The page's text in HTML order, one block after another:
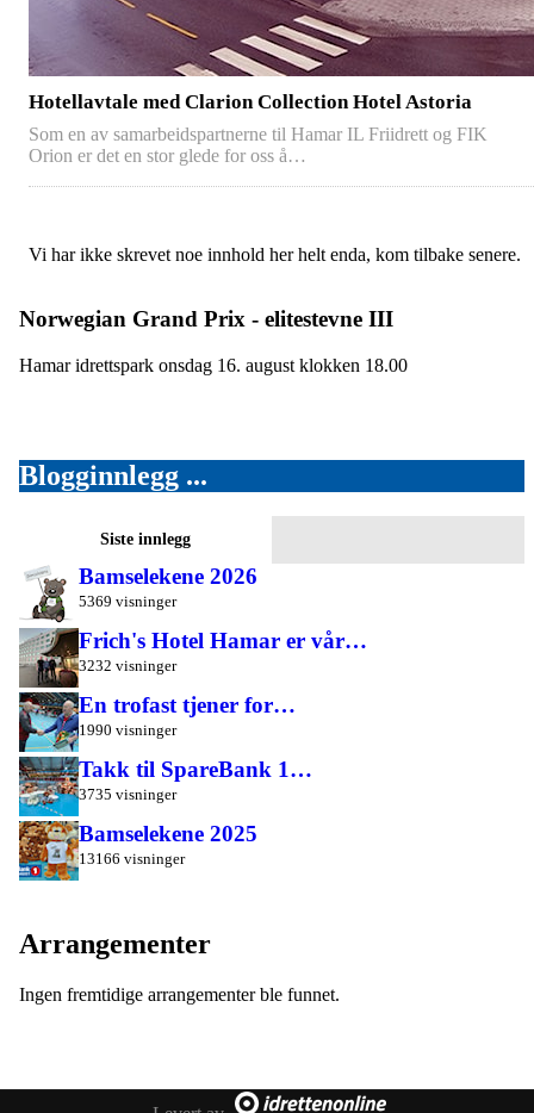
Hotellavtale med Clarion Collection Hotel Astoria
Som en av samarbeidspartnerne til Hamar IL Friidrett og FIK
Orion er det en stor glede for oss å…
Vi har ikke skrevet noe innhold her helt enda, kom tilbake senere.
Norwegian Grand Prix - elitestevne III
Hamar idrettspark onsdag 16. august klokken 18.00
Blogginnlegg ...
Siste innlegg
Bamselekene 2026
5369 visninger
Frich's Hotel Hamar er vår…
3232 visninger
En trofast tjener for…
1990 visninger
Takk til SpareBank 1…
3735 visninger
Bamselekene 2025
13166 visninger
Arrangementer
Ingen fremtidige arrangementer ble funnet.